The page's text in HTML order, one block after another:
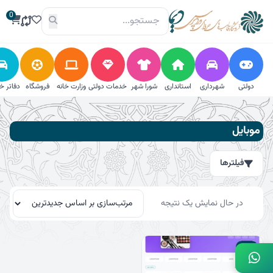
محتوا
0
دولتی شهرداری استانداری شورا شهر خدمات دولتی وزارت خانه فروشگاه دفاتر
فیلترها
جستجو
جستجو
برای:
جستجو
دسته‌بندی
استانداری
موبایل
فیلترها
در حال نمایش یک نتیجه
29٪